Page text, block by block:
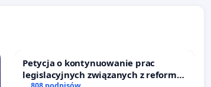
Petycja o kontynuowanie prac
legislacyjnych związanych z reformą